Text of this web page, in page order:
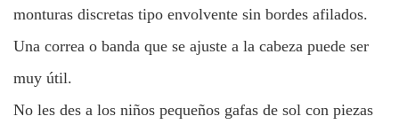
monturas discretas tipo envolvente sin bordes afilados.
Una correa o banda que se ajuste a la cabeza puede ser
muy útil.
No les des a los niños pequeños gafas de sol con piezas